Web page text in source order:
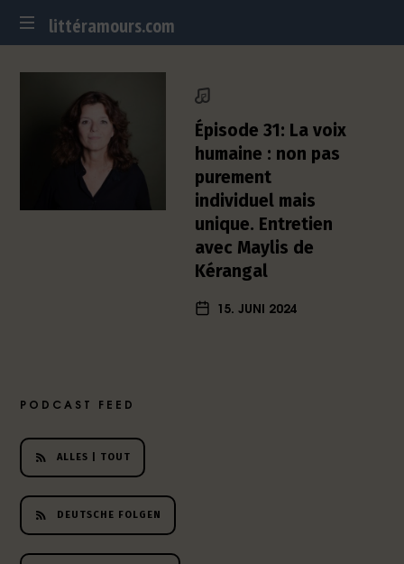
littéramours.com
littéramours.com
c
e
L
i
e
r
Épisode 31: La voix
humaine : non pas
purement
individuel mais
unique. Entretien
avec Maylis de
Kérangal
15. JUNI 2024
PODCAST FEED
ALLES | TOUT
DEUTSCHE FOLGEN